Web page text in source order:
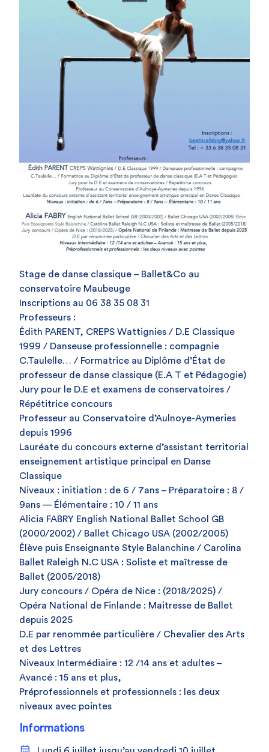
Stage de danse classique – Ballet&Co au
conservatoire Maubeuge
Inscriptions au 06 38 35 08 31
Professeurs :
Édith PARENT, CREPS Wattignies / D.E Classique
1999 / Danseuse professionnelle : compagnie
C.Taulelle… / Formatrice au Diplôme d’État de
professeur de danse classique (E.A T et Pédagogie)
Jury pour le D.E et examens de conservatoires /
Répétitrice concours
Professeur au Conservatoire d’Aulnoye-Aymeries
depuis 1996
Lauréate du concours externe d’assistant territorial
enseignement artistique principal en Danse
Classique
Niveaux : initiation : de 6 / 7ans – Préparatoire : 8 /
9ans — Élémentaire : 10 / 11 ans
Alicia FABRY English National Ballet School GB
(2000/2002) / Ballet Chicago USA (2002/2005)
Élève puis Enseignante Style Balanchine / Carolina
Ballet Raleigh N.C USA : Soliste et maîtresse de
Ballet (2005/2018)
Jury concours / Opéra de Nice : (2018/2025) /
Opéra National de Finlande : Maitresse de Ballet
depuis 2025
D.E par renommée particulière / Chevalier des Arts
et des Lettres
Niveaux Intermédiaire : 12 /14 ans et adultes –
Avancé : 15 ans et plus,
Préprofessionnels et professionnels : les deux
niveaux avec pointes
Informations